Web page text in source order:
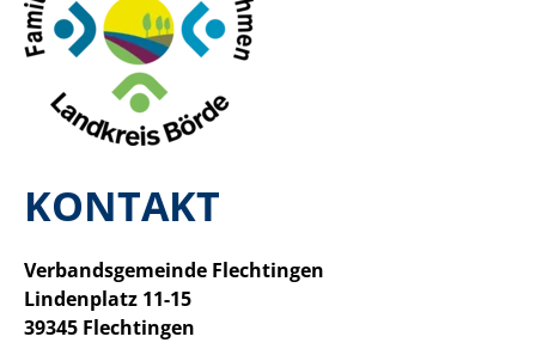
KONTAKT
Verbandsgemeinde Flechtingen
Lindenplatz 11-15
39345 Flechtingen